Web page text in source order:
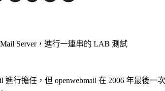
Server，進行一連串的 LAB 測試
進行擔任，但 openwebmail 在 2006 年最後